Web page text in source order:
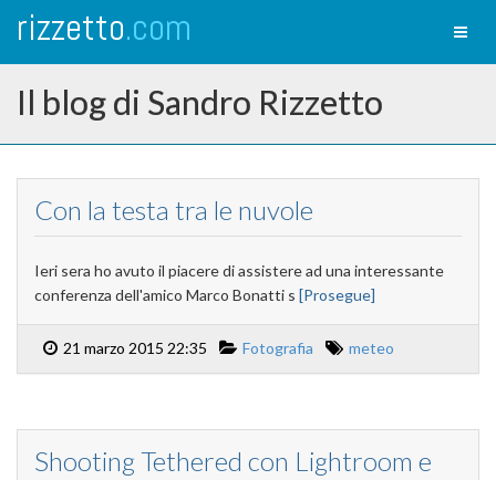
rizzetto.com
Il blog di Sandro Rizzetto
Con la testa tra le nuvole
Ieri sera ho avuto il piacere di assistere ad una interessante
conferenza dell'amico Marco Bonatti s [Prosegue]
21 marzo 2015 22:35 Fotografia meteo
Shooting Tethered con Lightroom e